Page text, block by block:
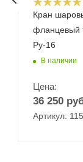
Кран
фланцевый
Ру-16
В наличии
Цена:
36 250
Артикул: